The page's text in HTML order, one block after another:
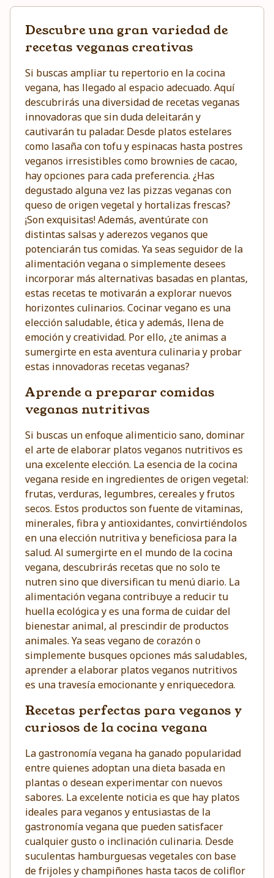
Descubre una gran variedad de
recetas veganas creativas
Si buscas ampliar tu repertorio en la cocina
vegana, has llegado al espacio adecuado. Aquí
descubrirás una diversidad de recetas veganas
innovadoras que sin duda deleitarán y
cautivarán tu paladar. Desde platos estelares
como lasaña con tofu y espinacas hasta postres
veganos irresistibles como brownies de cacao,
hay opciones para cada preferencia. ¿Has
degustado alguna vez las pizzas veganas con
queso de origen vegetal y hortalizas frescas?
¡Son exquisitas! Además, aventúrate con
distintas salsas y aderezos veganos que
potenciarán tus comidas. Ya seas seguidor de la
alimentación vegana o simplemente desees
incorporar más alternativas basadas en plantas,
estas recetas te motivarán a explorar nuevos
horizontes culinarios. Cocinar vegano es una
elección saludable, ética y además, llena de
emoción y creatividad. Por ello, ¿te animas a
sumergirte en esta aventura culinaria y probar
estas innovadoras recetas veganas?
Aprende a preparar comidas
veganas nutritivas
Si buscas un enfoque alimenticio sano, dominar
el arte de elaborar platos veganos nutritivos es
una excelente elección. La esencia de la cocina
vegana reside en ingredientes de origen vegetal:
frutas, verduras, legumbres, cereales y frutos
secos. Estos productos son fuente de vitaminas,
minerales, fibra y antioxidantes, convirtiéndolos
en una elección nutritiva y beneficiosa para la
salud. Al sumergirte en el mundo de la cocina
vegana, descubrirás recetas que no solo te
nutren sino que diversifican tu menú diario. La
alimentación vegana contribuye a reducir tu
huella ecológica y es una forma de cuidar del
bienestar animal, al prescindir de productos
animales. Ya seas vegano de corazón o
simplemente busques opciones más saludables,
aprender a elaborar platos veganos nutritivos
es una travesía emocionante y enriquecedora.
Recetas perfectas para veganos y
curiosos de la cocina vegana
La gastronomía vegana ha ganado popularidad
entre quienes adoptan una dieta basada en
plantas o desean experimentar con nuevos
sabores. La excelente noticia es que hay platos
ideales para veganos y entusiastas de la
gastronomía vegana que pueden satisfacer
cualquier gusto o inclinación culinaria. Desde
suculentas hamburguesas vegetales con base
de frijoles y champiñones hasta tacos de coliflor